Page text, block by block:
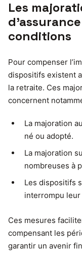
Les
conditions
Pour compenser
dispositifs existent
la retraite. Ces
concernent
La majoration
né ou adopté.
La majoration
nombreuses à
Les dispositifs
interrompu
Ces mesures
compensant les
garantir un avenir